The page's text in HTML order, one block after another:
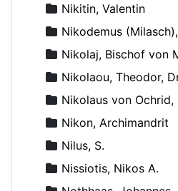
Nikitin, Valentin
Nikodemus
Nikolaj, Bischof von
Nikolaou, Theodor,
Nikolaus von Ochrid,
Nikon, Archimandrit
Nilus, S.
Nissiotis, Nikos A.